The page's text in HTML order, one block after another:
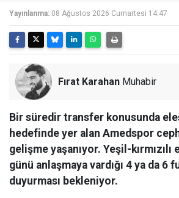
Yayınlanma: 08 Ağustos 2026 Cumartesi 14:47
Fırat Karahan Muhabir
Bir süredir transfer konusunda
hedefinde yer alan Amedspor
gelişme yaşanıyor. Yeşil-
günü anlaşmaya vardığı 4 ya da 6
duyurması bekleniyor.